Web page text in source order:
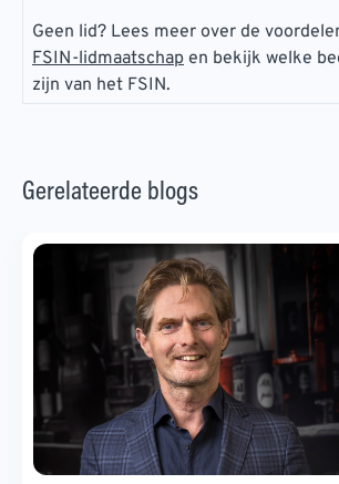
Geen lid? Lees meer over de
FSIN-lidmaatschap en bekijk welke
zijn van het FSIN.
Gerelateerde blogs